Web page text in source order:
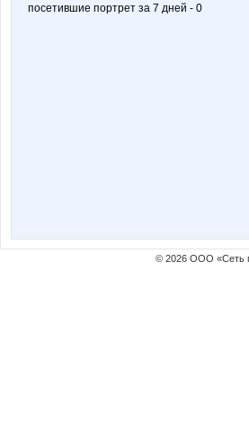
посетившие портрет за 7 дней - 0
© 2026 ООО «Сеть